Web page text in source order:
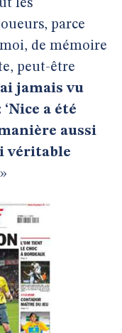
les
parce
moi, de mémoire
peut-être
jamais vu
a été
aussi
véritable
»